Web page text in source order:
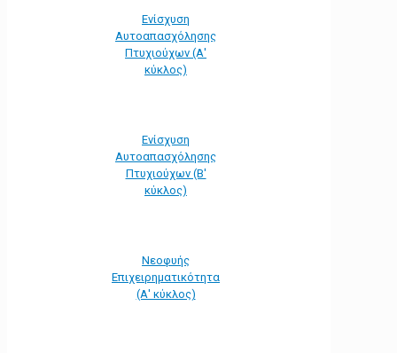
Ενίσχυση
Αυτοαπασχόλησης
Πτυχιούχων (Α'
κύκλος)
Ενίσχυση
Αυτοαπασχόλησης
Πτυχιούχων (Β'
κύκλος)
Νεοφυής
Επιχειρηματικότητα
(Α' κύκλος)